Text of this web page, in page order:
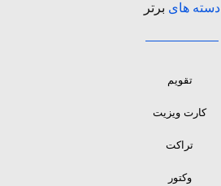
دسته های برتر
تقویم
کارت ویزیت
تراکت
وکتور